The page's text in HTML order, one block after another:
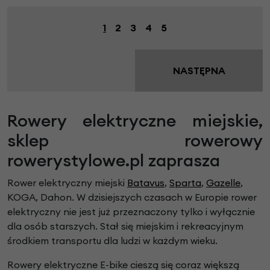
1 2 3 4 5
NASTĘPNA
Rowery elektryczne miejskie,
sklep rowerowy
rowerystylowe.pl zaprasza
Rower elektryczny miejski Batavus, Sparta, Gazelle,
KOGA, Dahon. W dzisiejszych czasach w Europie rower
elektryczny nie jest już przeznaczony tylko i wyłącznie
dla osób starszych. Stał się miejskim i rekreacyjnym
środkiem transportu dla ludzi w każdym wieku.
Rowery elektryczne E-bike cieszą się coraz większą